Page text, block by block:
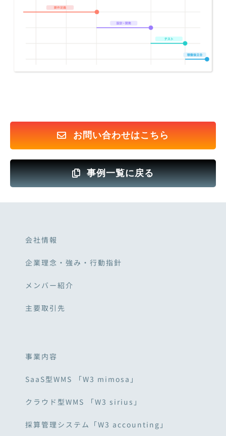
お問い合わせはこちら
事例一覧に戻る
会社情報
企業理念・強み・行動指針
メンバー紹介
主要取引先
事業内容
SaaS型WMS 「W3 mimosa」
クラウド型WMS 「W3 sirius」
採算管理システム「W3 accounting」